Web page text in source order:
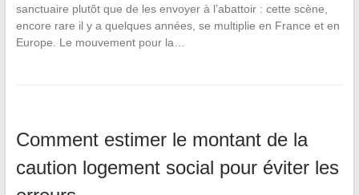
sanctuaire plutôt que de les envoyer à l’abattoir : cette scène,
encore rare il y a quelques années, se multiplie en France et en
Europe. Le mouvement pour la…
Comment estimer le montant de la
caution logement social pour éviter les